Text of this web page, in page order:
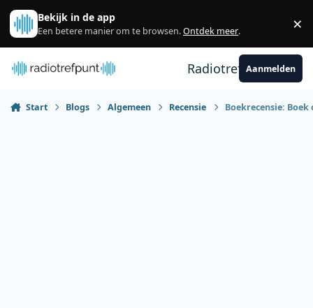
Spring naar bijdragen
Bekijk in de app
Een betere manier om te browsen.Ontdek meer. ×
RadiotrefpuntAanmelden
Start Blogs Algemeen Recensie Boekrecensie: